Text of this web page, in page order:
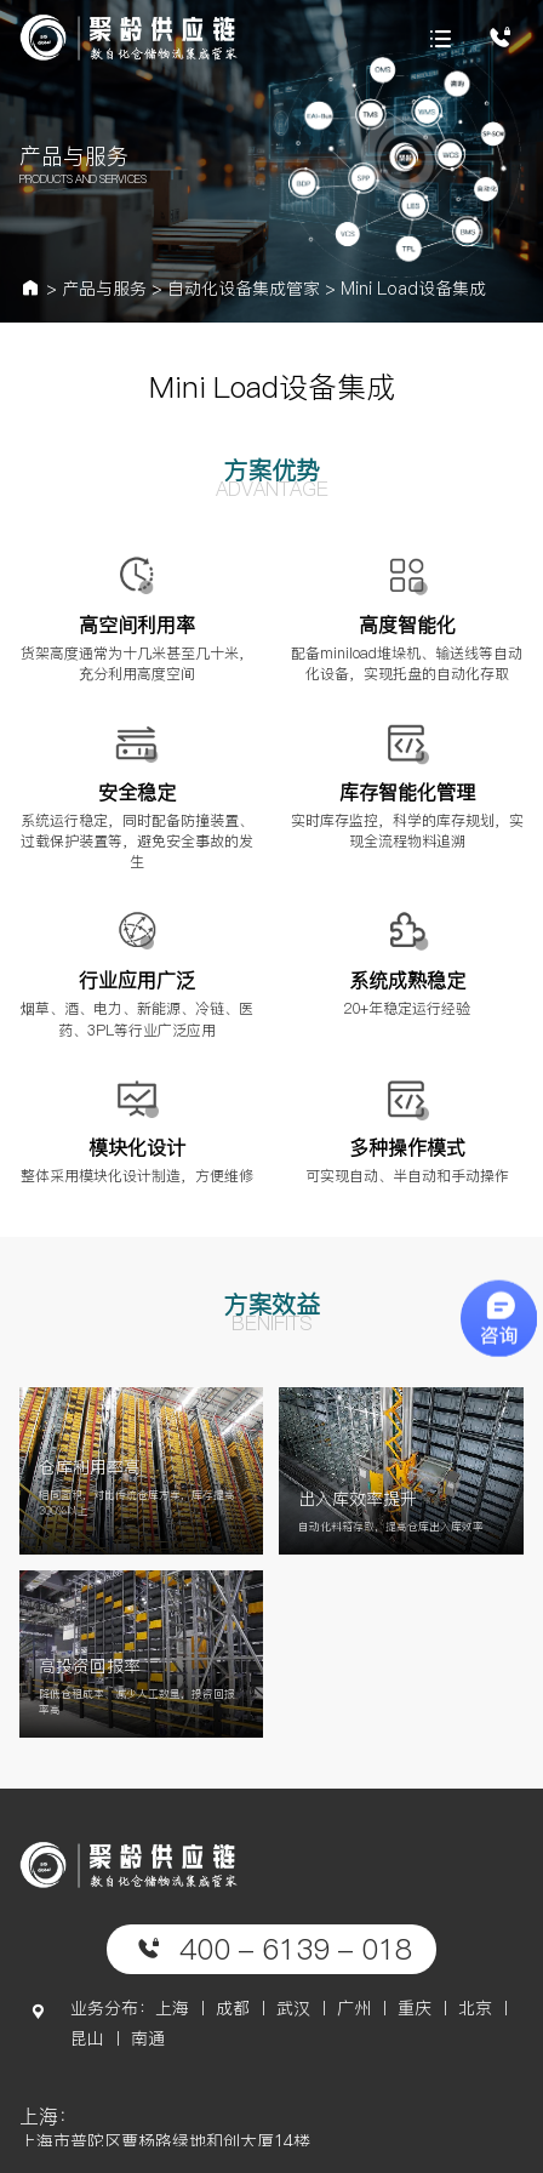
> 产品与服务>自动化设备集成管家 > Mini Load设备集成
产品与服务
PRODUCTS AND SERVICES
Mini Load设备集成
方案优势
ADVANTAGE
高空间利用率
货架高度通常为十几米甚至几十米，
充分利用高度空间
高度智能化
配备miniload堆垛机、输送线等自动
化设备，实现托盘的自动化存取
安全稳定
系统运行稳定，同时配备防撞装置、
过载保护装置等，避免安全事故的发
生
库存智能化管理
实时库存监控，科学的库存规划，实
现全流程物料追溯
行业应用广泛
烟草、酒、电力、新能源、冷链、医
药、3PL等行业广泛应用
系统成熟稳定
20+年稳定运行经验
模块化设计
整体采用模块化设计制造，方便维修
多种操作模式
可实现自动、半自动和手动操作
方案效益
BENIFITS
仓库利用率高
相同面积，对比传统仓库方案，库存提高
300%以上
出入库效率提升
自动化料箱存取，提高仓库出入库效率
高投资回报率
降低仓租成本、减少人工数量，投资回报
率高
400 - 6139 - 018
业务分布：上海 丨 成都 丨 武汉 丨 广州 丨 重庆 丨 北京 丨
昆山 丨 南通
上海：
上海市普陀区曹杨路绿地和创大厦14楼